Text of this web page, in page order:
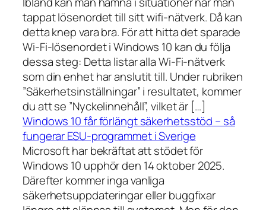
tappat lösenordet till sitt wifi-nätverk. Då kan
detta knep vara bra. För att hitta det sparade
Wi-Fi-lösenordet i Windows 10 kan du följa
dessa steg: Detta listar alla Wi-Fi-nätverk
som din enhet har anslutit till. Under rubriken
”Säkerhetsinställningar” i resultatet, kommer
du att se ”Nyckelinnehåll”, vilket är […]
Windows 10 får förlängt säkerhetsstöd – så
fungerar ESU-programmet i Sverige
Microsoft har bekräftat att stödet för
Windows 10 upphör den 14 oktober 2025.
Därefter kommer inga vanliga
säkerhetsuppdateringar eller buggfixar